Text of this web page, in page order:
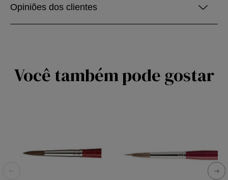
Opiniões dos clientes
Você também pode gostar